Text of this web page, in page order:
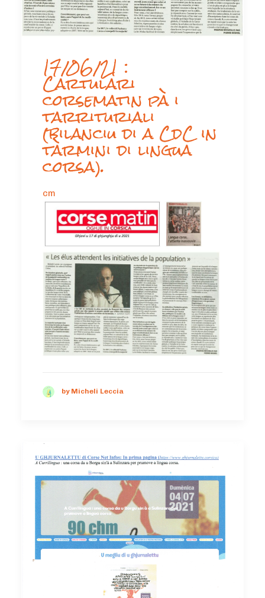
17/06/21 :
Cartulari
corsematin pà i
tarrituriali
(bilanciu di a CdC in
tàrmini di lingua
corsa).
cm
by Micheli Leccia